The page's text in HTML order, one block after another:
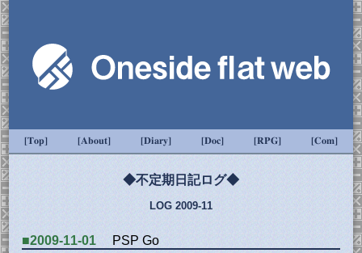
[Top] [About] [Diary] [Doc] [RPG] [Com]
◆不定期日記ログ◆
LOG 2009-11
■2009-11-01 PSP Go